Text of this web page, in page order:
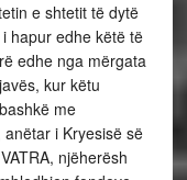
e shtetit të dytë
hapur edhe këtë të
edhe nga mërgata
kur këtu
me
i Kryesisë së
njëherësh